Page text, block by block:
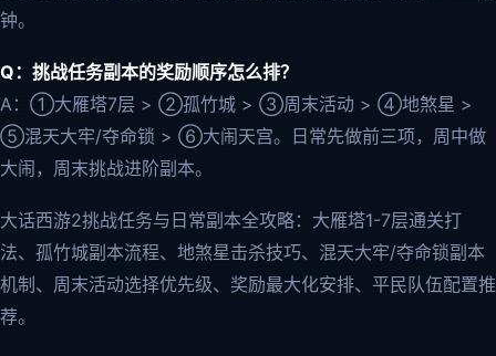
钟。
Q：挑战任务副本的奖励顺序怎么排？
A：①大雁塔7层 > ②孤竹城 > ③周末活动 > ④地煞星 >
⑤混天大牢/夺命锁 > ⑥大闹天宫。日常先做前三项，周中做
大闹，周末挑战进阶副本。
大话西游2挑战任务与日常副本全攻略：大雁塔1-7层通关打
法、孤竹城副本流程、地煞星击杀技巧、混天大牢/夺命锁副本
机制、周末活动选择优先级、奖励最大化安排、平民队伍配置推
荐。